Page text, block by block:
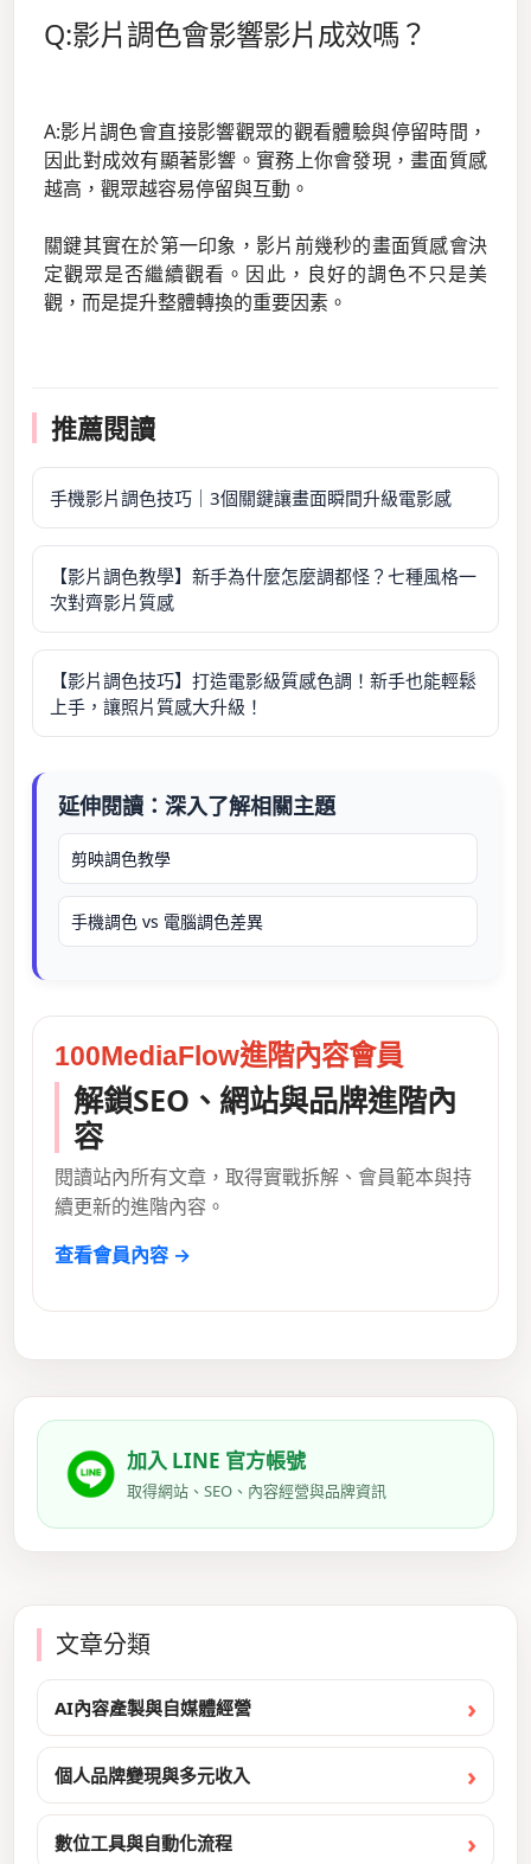
Q:影片調色會影響影片成效嗎？
A:影片調色會直接影響觀眾的觀看體驗與停留時間，
因此對成效有顯著影響。實務上你會發現，畫面質感
越高，觀眾越容易停留與互動。
關鍵其實在於第一印象，影片前幾秒的畫面質感會決
定觀眾是否繼續觀看。因此，良好的調色不只是美
觀，而是提升整體轉換的重要因素。
推薦閱讀
手機影片調色技巧｜3個關鍵讓畫面瞬間升級電影感
【影片調色教學】新手為什麼怎麼調都怪？七種風格一
次對齊影片質感
【影片調色技巧】打造電影級質感色調！新手也能輕鬆
上手，讓照片質感大升級！
延伸閱讀：深入了解相關主題
剪映調色教學
手機調色 vs 電腦調色差異
100MediaFlow進階內容會員
解鎖SEO、網站與品牌進階內
容
閱讀站內所有文章，取得實戰拆解、會員範本與持
續更新的進階內容。
查看會員內容 →
加入 LINE 官方帳號
取得網站、SEO、內容經營與品牌資訊
文章分類
AI內容產製與自媒體經營
個人品牌變現與多元收入
數位工具與自動化流程